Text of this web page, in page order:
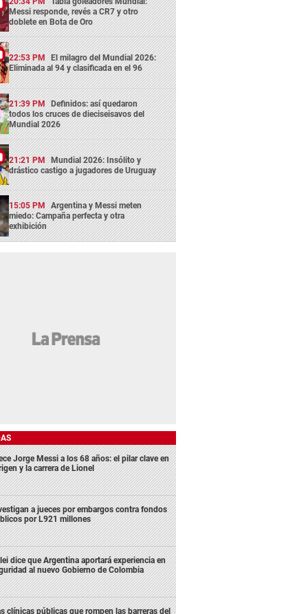
Messi responde, revés a CR7 y otro
doblete en Bota de Oro
22:53 PM El milagro del Mundial 2026:
Eliminada al 94 y clasificada en el 96
21:39 PM Definidos: así quedaron
todos los cruces de dieciseisavos del
Mundial 2026
21:21 PM Mundial 2026: Insólito y
drástico castigo a jugadores de Uruguay
15:05 PM Argentina y Messi meten
miedo: Campaña perfecta y otra
exhibición
Jorge Messi a los 68 años: el pilar clave en
y la carrera de Lionel
a jueces por embargos contra fondos
por L921 millones
dice que Argentina aportará experiencia en
al nuevo Gobierno de Colombia
clínicas públicas que rompen las barreras del